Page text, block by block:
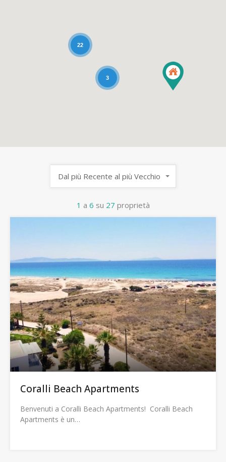
22
3
1 a 6 su 27 proprietà
Dal più Recente al più Vecchio
Coralli Beach Apartments
Benvenuti a Coralli Beach Apartments! Coralli Beach
Apartments è un…